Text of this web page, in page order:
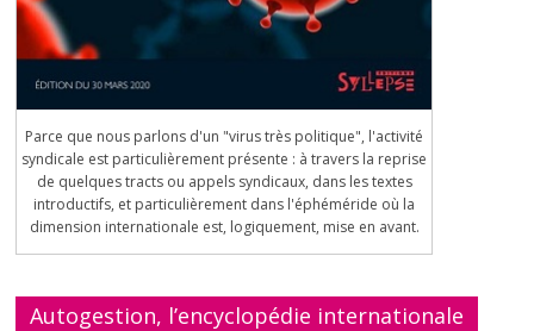
Parce que nous parlons d'un "virus très politique", l'activité
syndicale est particulièrement présente : à travers la reprise
de quelques tracts ou appels syndicaux, dans les textes
introductifs, et particulièrement dans l'éphéméride où la
dimension internationale est, logiquement, mise en avant.
Autogestion, l’encyclopédie internationale